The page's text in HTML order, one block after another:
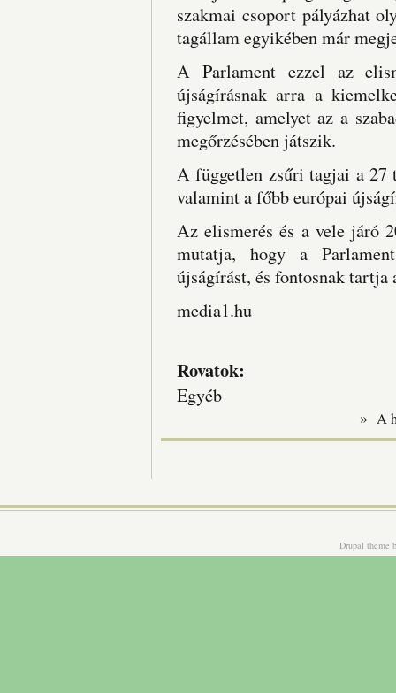
szakmai csoport pályázhat
tagállam egyikében már
A Parlament ezzel az
újságírásnak arra a
figyelmet, amelyet az a
megőrzésében játszik.
A független zsűri tagjai a 27
valamint a főbb európai
Az elismerés és a vele járó
mutatja, hogy a
újságírást, és fontosnak tartja
media1.hu
Rovatok:
Egyéb
» A
Drupal theme